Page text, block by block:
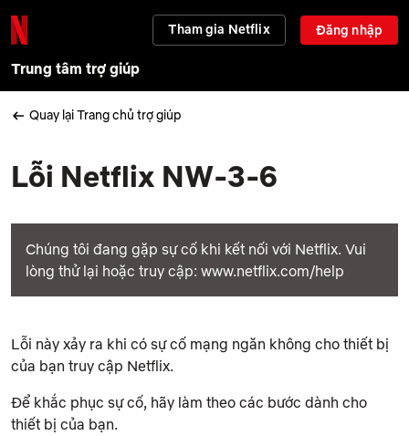
Tham gia Netflix Đăng nhập
Trung tâm trợ giúp
Quay lại Trang chủ trợ giúp
Lỗi Netflix NW-3-6
Chúng tôi đang gặp sự cố khi kết nối với Netflix. Vui
lòng thử lại hoặc truy cập: www.netflix.com/help
Lỗi này xảy ra khi có sự cố mạng ngăn không cho thiết bị
của bạn truy cập Netflix.
Để khắc phục sự cố, hãy làm theo các bước dành cho
thiết bị của bạn.